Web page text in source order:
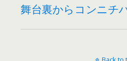
舞台裏からコンニチハ